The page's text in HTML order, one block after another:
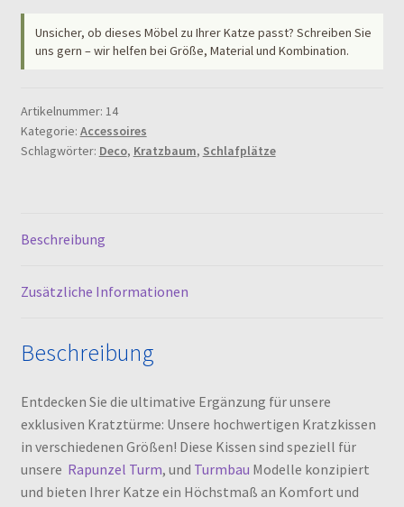
Unsicher, ob dieses Möbel zu Ihrer Katze passt? Schreiben Sie
uns gern – wir helfen bei Größe, Material und Kombination.
Artikelnummer: 14
Kategorie: Accessoires
Schlagwörter: Deco, Kratzbaum, Schlafplätze
Beschreibung
Zusätzliche Informationen
Beschreibung
Entdecken Sie die ultimative Ergänzung für unsere
exklusiven Kratztürme: Unsere hochwertigen Kratzkissen
in verschiedenen Größen! Diese Kissen sind speziell für
unsere Rapunzel Turm, und Turmbau Modelle konzipiert
und bieten Ihrer Katze ein Höchstmaß an Komfort und